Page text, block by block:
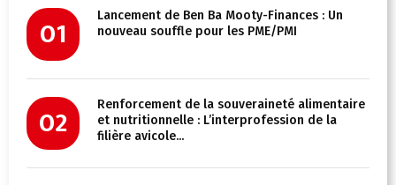
01
Lancement de Ben Ba Mooty-Finances : Un
nouveau souffle pour les PME/PMI
02
Renforcement de la souveraineté alimentaire
et nutritionnelle : L’interprofession de la
filière avicole...